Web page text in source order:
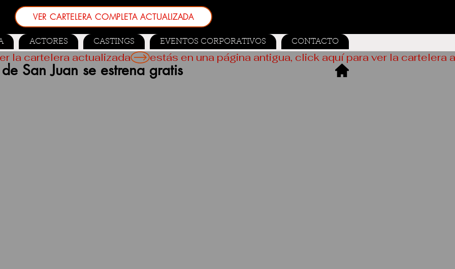
VER CARTELERA COMPLETA ACTUALIZADA
ACTORES CASTINGS EVENTOS CORPORATIVOS CONTACTO
San Juan se estrena gratis
la cartelera actualizada